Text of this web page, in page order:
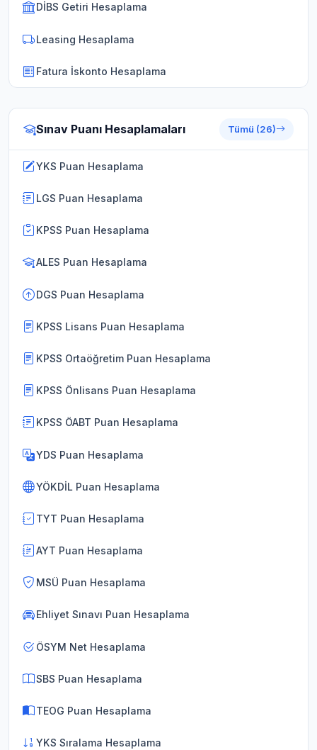
DİBS Getiri Hesaplama
Leasing Hesaplama
Fatura İskonto Hesaplama
Sınav Puanı Hesaplamaları Tümü (26)
YKS Puan Hesaplama
LGS Puan Hesaplama
KPSS Puan Hesaplama
ALES Puan Hesaplama
DGS Puan Hesaplama
KPSS Lisans Puan Hesaplama
KPSS Ortaöğretim Puan Hesaplama
KPSS Önlisans Puan Hesaplama
KPSS ÖABT Puan Hesaplama
YDS Puan Hesaplama
YÖKDİL Puan Hesaplama
TYT Puan Hesaplama
AYT Puan Hesaplama
MSÜ Puan Hesaplama
Ehliyet Sınavı Puan Hesaplama
ÖSYM Net Hesaplama
SBS Puan Hesaplama
TEOG Puan Hesaplama
YKS Sıralama Hesaplama